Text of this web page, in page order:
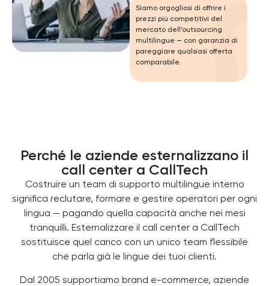
Siamo orgogliosi di offrire i
prezzi più competitivi del
mercato dell’outsourcing
multilingue — con garanzia di
pareggiare qualsiasi offerta
comparabile.
Perché le aziende esternalizzano il
call center a CallTech
Costruire un team di supporto multilingue interno
significa reclutare, formare e gestire operatori per ogni
lingua — pagando quella capacità anche nei mesi
tranquilli. Esternalizzare il call center a CallTech
sostituisce quel carico con un unico team flessibile
che parla già le lingue dei tuoi clienti.
Dal 2005 supportiamo brand e-commerce, aziende